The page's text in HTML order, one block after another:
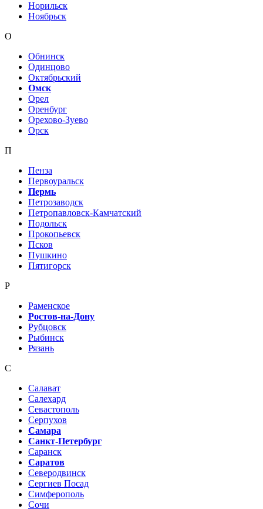
Норильск
Ноябрьск
О
Обнинск
Одинцово
Октябрьский
Омск
Орел
Оренбург
Орехово-Зуево
Орск
П
Пенза
Первоуральск
Пермь
Петрозаводск
Петропавловск-Камчатский
Подольск
Прокопьевск
Псков
Пушкино
Пятигорск
Р
Раменское
Ростов-на-Дону
Рубцовск
Рыбинск
Рязань
С
Салават
Салехард
Севастополь
Серпухов
Самара
Санкт-Петербург
Саранск
Саратов
Северодвинск
Сергиев Посад
Симферополь
Сочи